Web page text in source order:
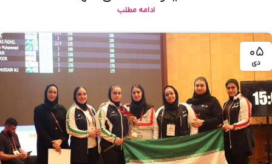
ادامه مطلب
۰۵
دی